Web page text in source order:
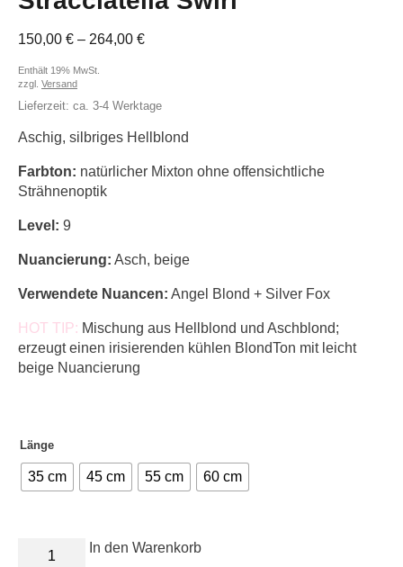
150,00 € – 264,00 €Preisspanne:
Enthält 19% MwSt.
zzgl. Versand
Lieferzeit: ca. 3-4 Werktage
Aschig, silbriges Hellblond
Farbton: natürlicher Mixton ohne offensichtliche
Strähnenoptik
Level: 9
Nuancierung: Asch, beige
Verwendete Nuancen: Angel Blond + Silver Fox
HOT TIP: Mischung aus Hellblond und Aschblond;
erzeugt einen irisierenden kühlen BlondTon mit leicht
beige Nuancierung
Länge
35 cm 45 cm 55 cm 60 cm
In den Warenkorb